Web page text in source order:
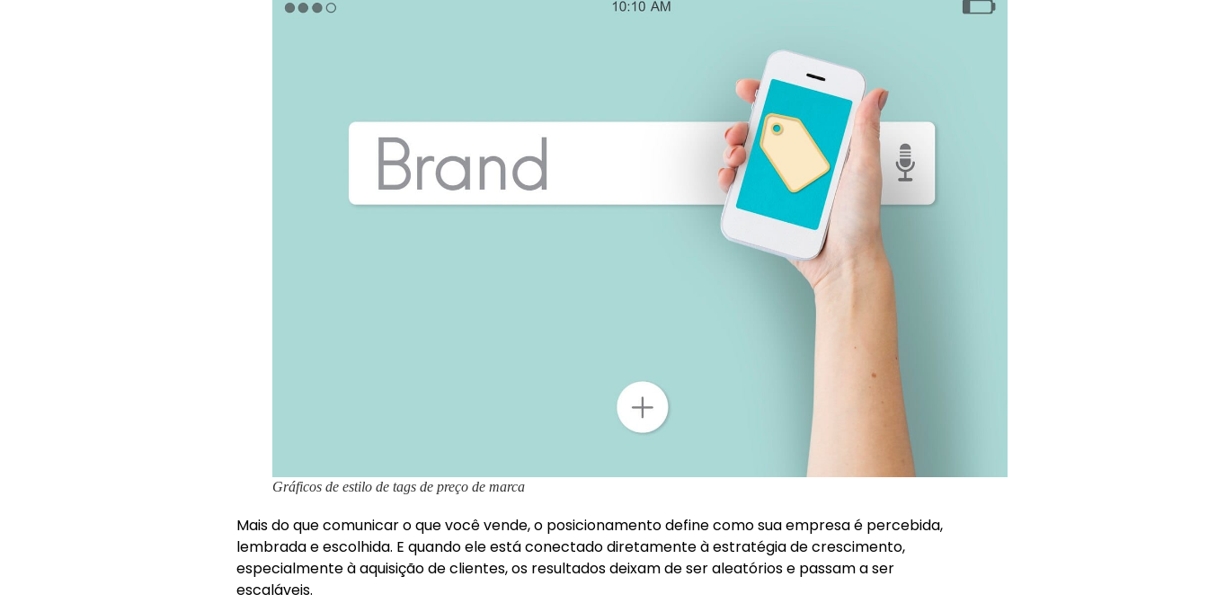
Gráficos de estilo de tags de preço de marca
Mais do que comunicar o que você vende, o posicionamento define como sua empresa é percebida,
lembrada e escolhida. E quando ele está conectado diretamente à estratégia de crescimento,
especialmente à aquisição de clientes, os resultados deixam de ser aleatórios e passam a ser
escaláveis.